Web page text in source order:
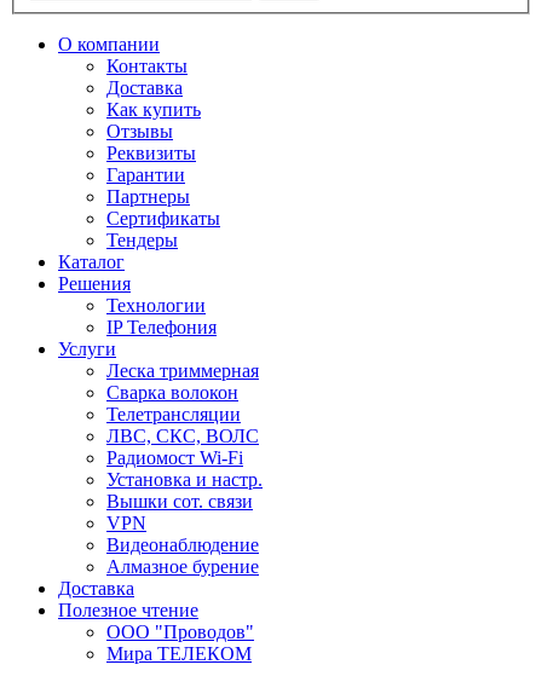
О компании
Контакты
Доставка
Как купить
Отзывы
Реквизиты
Гарантии
Партнеры
Сертификаты
Тендеры
Каталог
Решения
Технологии
IP Телефония
Услуги
Леска триммерная
Сварка волокон
Телетрансляции
ЛВС, СКС, ВОЛС
Радиомост Wi-Fi
Установка и настр.
Вышки сот. связи
VPN
Видеонаблюдение
Алмазное бурение
Доставка
Полезное чтение
ООО "Проводов"
Мира ТЕЛЕКОМ